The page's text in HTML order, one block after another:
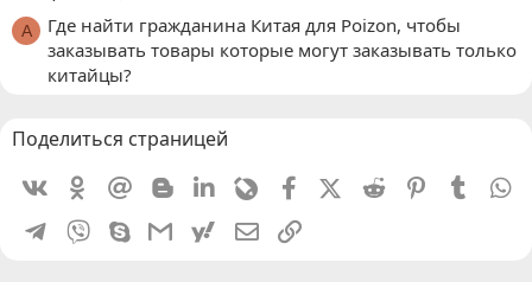
A
Где найти гражданина Китая для Poizon, чтобы
заказывать товары которые могут заказывать только
китайцы?
Поделиться страницей
VkontakteOdnoklassniki
Mail.ru BloggerLinkedin
LivejournalFacebookX (Twitter)
Reddit PinterestTumblr
Telegram
Viber SkypeGmailyahoomailЭлектронная почта